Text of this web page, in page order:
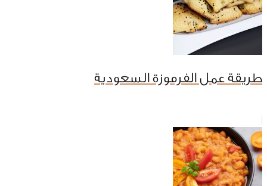
طريقة عمل الفرموزة السعودية